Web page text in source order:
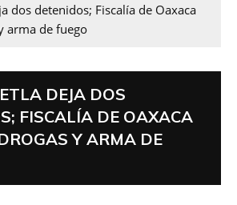
dos detenidos; Fiscalía de Oaxaca
arma de fuego
DEJA DOS
FISCALÍA DE OAXACA
Y ARMA DE